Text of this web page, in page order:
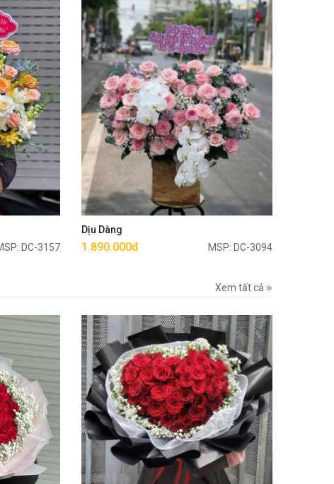
DC-3157
Dịu Dàng
1.890.000đ MSP: DC-3094
Mua ngay
Xem tất cả